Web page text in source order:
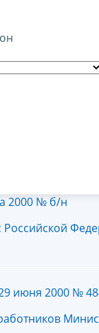
2000 № б/н
июня 2000 №